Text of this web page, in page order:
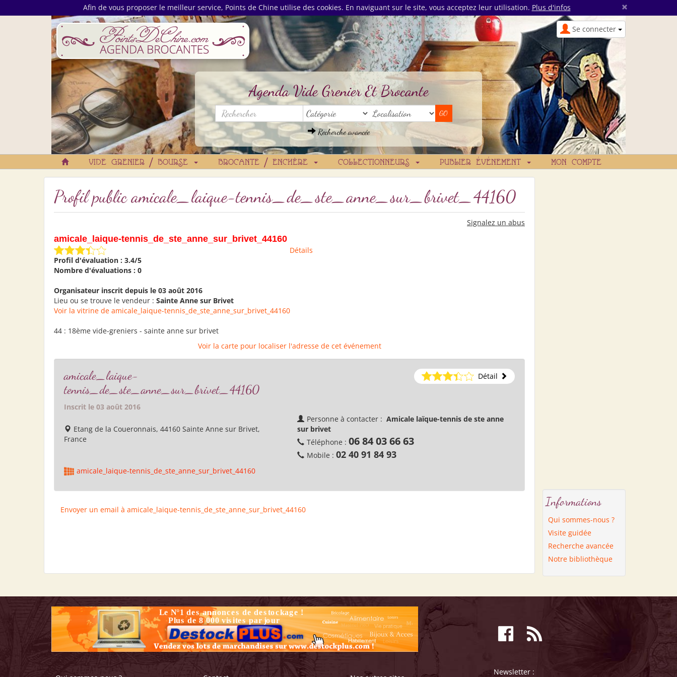
Afin de vous proposer le meilleur service, Points de Chine utilise des cookies. En naviguant sur le site, vous acceptez leur utilisation. Plus d'infos ×
Se connecter
Agenda Vide Grenier Et Brocante
Recherche avancée
VIDE GRENIER / BOURSE BROCANTE / ENCHÈRE COLLECTIONNEURS PUBLIER ÉVÉNEMENT MON COMPTE
Profil public amicale_laique-tennis_de_ste_anne_sur_brivet_44160
Signalez un abus
amicale_laique-tennis_de_ste_anne_sur_brivet_44160
Détails
Profil d'évaluation : 3.4/5
Nombre d'évaluations : 0
Organisateur inscrit depuis le 03 août 2016
Lieu ou se trouve le vendeur : Sainte Anne sur Brivet
Voir la vitrine de amicale_laique-tennis_de_ste_anne_sur_brivet_44160
44 : 18ème vide-greniers - sainte anne sur brivet
Voir la carte pour localiser l'adresse de cet événement
amicale_laique-
tennis_de_ste_anne_sur_brivet_44160
Détail
Inscrit le 03 août 2016
Etang de la Coueronnais, 44160 Sainte Anne sur Brivet,
France
Personne à contacter : Amicale laïque-tennis de ste anne
sur brivet
Téléphone : 06 84 03 66 63
Mobile : 02 40 91 84 93
amicale_laique-tennis_de_ste_anne_sur_brivet_44160
Envoyer un email à amicale_laique-tennis_de_ste_anne_sur_brivet_44160
Informations
Qui sommes-nous ?
Visite guidée
Recherche avancée
Notre bibliothèque
Newsletter :